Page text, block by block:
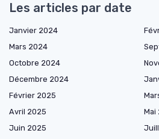
Les articles par date
Janvier 2024
Mars 2024
Octobre 2024
Décembre 2024
Février 2025
Avril 2025
Mai
Juin 2025